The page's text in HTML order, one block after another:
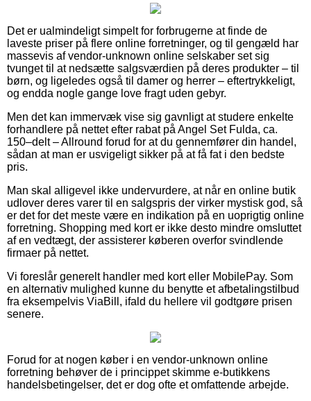
Det er ualmindeligt simpelt for forbrugerne at finde de
laveste priser på flere online forretninger, og til gengæld har
massevis af vendor-unknown online selskaber set sig
tvunget til at nedsætte salgsværdien på deres produkter – til
børn, og ligeledes også til damer og herrer – eftertrykkeligt,
og endda nogle gange love fragt uden gebyr.
Men det kan immervæk vise sig gavnligt at studere enkelte
forhandlere på nettet efter rabat på Angel Set Fulda, ca.
150–delt – Allround forud for at du gennemfører din handel,
sådan at man er usvigeligt sikker på at få fat i den bedste
pris.
Man skal alligevel ikke undervurdere, at når en online butik
udlover deres varer til en salgspris der virker mystisk god, så
er det for det meste være en indikation på en uoprigtig online
forretning. Shopping med kort er ikke desto mindre omsluttet
af en vedtægt, der assisterer køberen overfor svindlende
firmaer på nettet.
Vi foreslår generelt handler med kort eller MobilePay. Som
en alternativ mulighed kunne du benytte et afbetalingstilbud
fra eksempelvis ViaBill, ifald du hellere vil godtgøre prisen
senere.
Forud for at nogen køber i en vendor-unknown online
forretning behøver de i princippet skimme e-butikkens
handelsbetingelser, det er dog ofte et omfattende arbejde.